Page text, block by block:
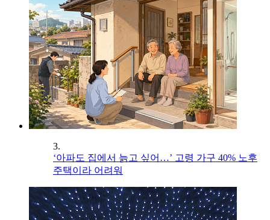
3.
‘아파도 집에서 늙고 싶어…’ 고령 가구 40% 노후
주택이라 어려워